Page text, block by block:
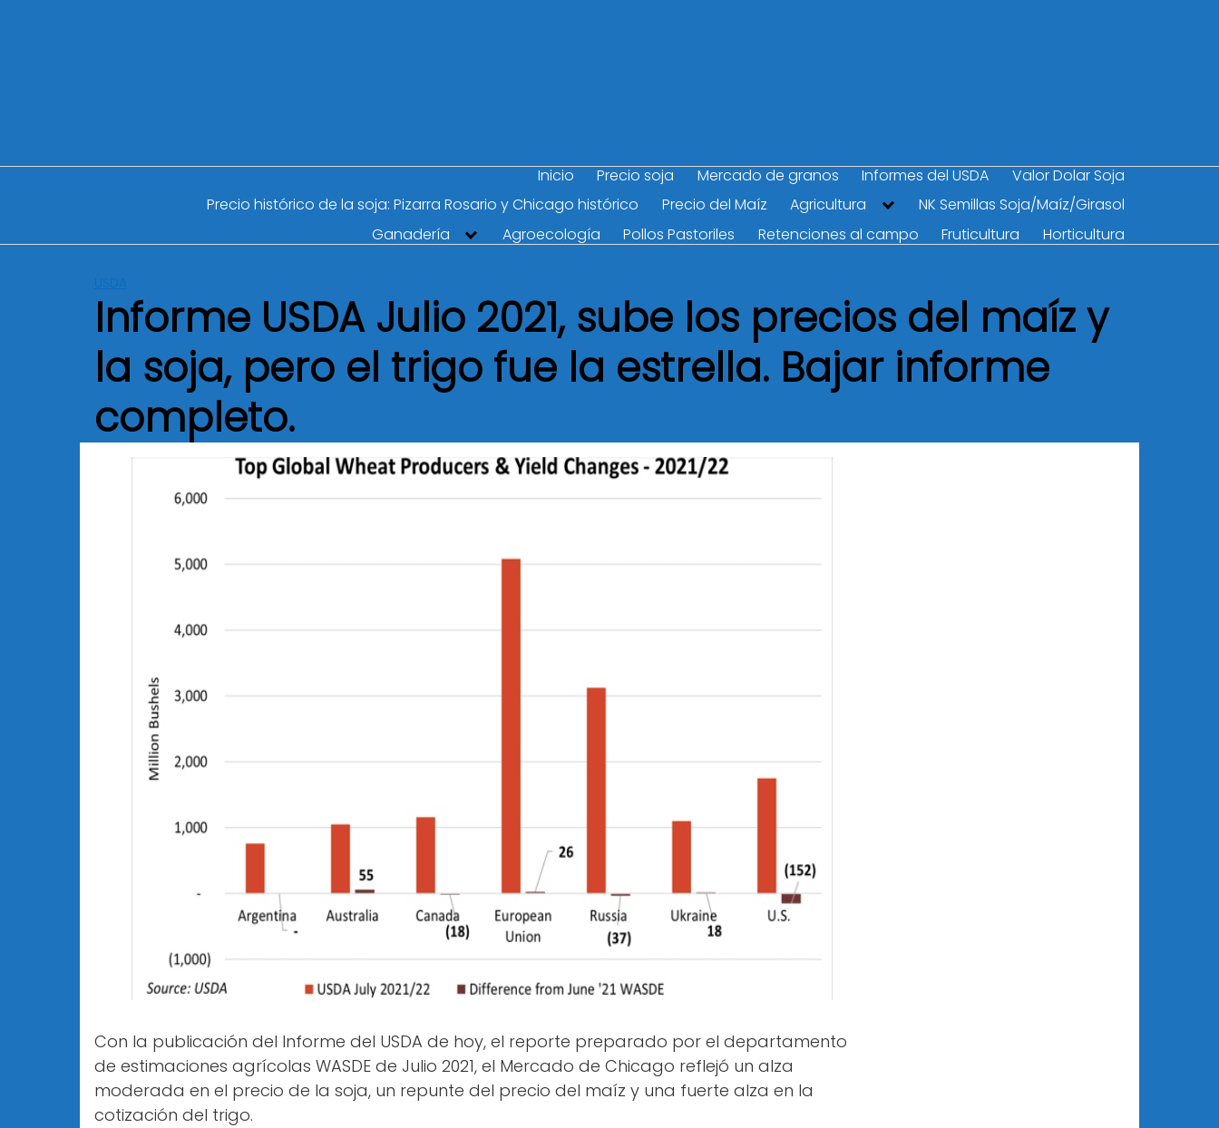
Inicio Precio soja Mercado de granos Informes del USDA
Valor Dolar Soja
Precio histórico de la soja: Pizarra Rosario y Chicago histórico
Precio del Maíz Agricultura
NK Semillas Soja/Maíz/Girasol
Ganadería
Agroecología Pollos Pastoriles Retenciones al campo Fruticultura Horticultura
Informe USDA Julio 2021, sube los precios del maíz y
la soja, pero el trigo fue la estrella. Bajar informe
completo.
Con la publicación del Informe del USDA de hoy, el reporte preparado por el departamento
de estimaciones agrícolas WASDE de Julio 2021, el Mercado de Chicago reflejó un alza
moderada en el precio de la soja, un repunte del precio del maíz y una fuerte alza en la
cotización del trigo.